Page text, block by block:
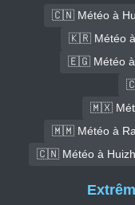
🇨🇳 Météo à
🇰🇷 Météo à
🇪🇬 Météo à
🇲🇽
🇲🇲 Météo à
🇨🇳 Météo à